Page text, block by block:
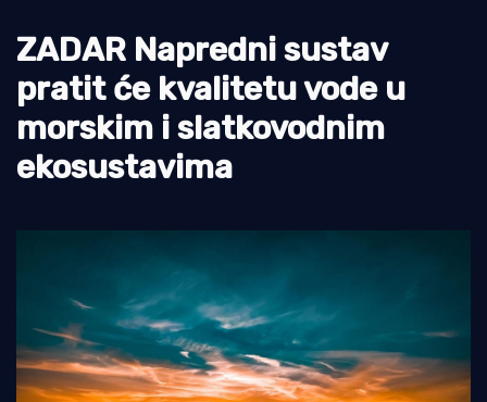
Ekologija
Tradicija i kultura
ZADAR Napredni sustav
pratit će kvalitetu vode u
morskim i slatkovodnim
ekosustavima